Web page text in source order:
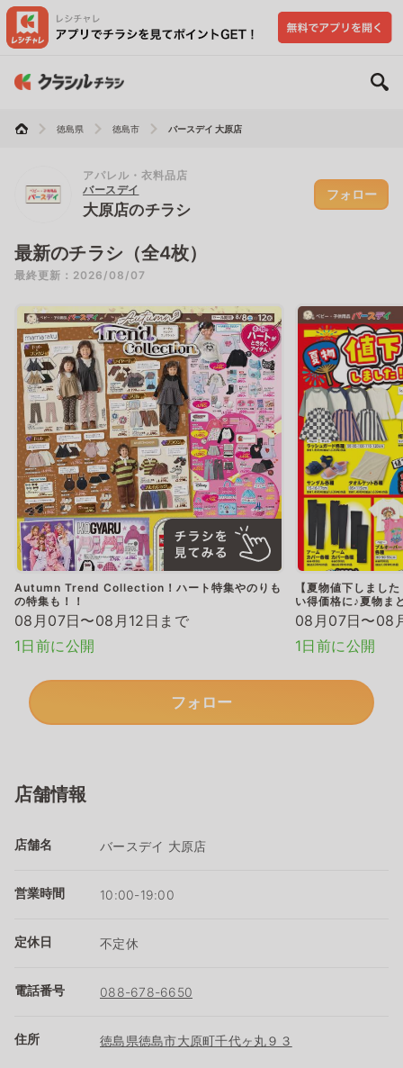
徳島県 徳島市 バースデイ 大原店
アパレル・衣料品店
バースデイ
大原店のチラシ
フォロー
最新のチラシ（全4枚）
最終更新：2026/08/07
Autumn Trend Collection！ハート特集やのりも
の特集も！！
08月07日〜08月12日まで
1日前に公開
【夏物値下しまし
い得価格に♪夏物ま
08月07日〜08
1日前に公開
フォロー
店舗情報
店舗名 バースデイ 大原店
営業時間 10:00-19:00
定休日 不定休
電話番号 088-678-6650
住所 徳島県徳島市大原町千代ヶ丸９３